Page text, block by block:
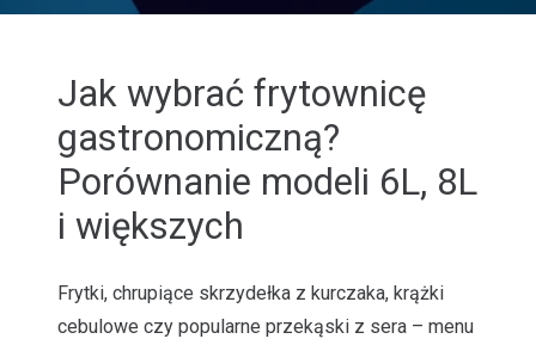
Jak wybrać frytownicę
gastronomiczną?
Porównanie modeli 6L, 8L
i większych
Frytki, chrupiące skrzydełka z kurczaka, krążki
cebulowe czy popularne przekąski z sera – menu